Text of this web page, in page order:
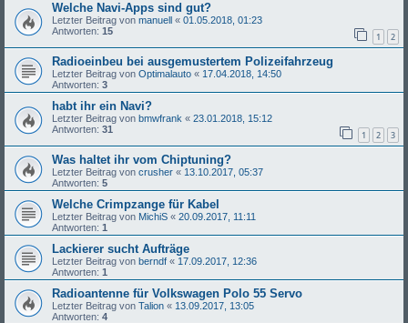
Welche Navi-Apps sind gut?
Letzter Beitrag von manuell « 01.05.2018, 01:23
Antworten: 15 1 2
Radioeinbeu bei ausgemustertem Polizeifahrzeug
Letzter Beitrag von Optimalauto « 17.04.2018, 14:50
Antworten: 3
habt ihr ein Navi?
Letzter Beitrag von bmwfrank « 23.01.2018, 15:12
Antworten: 31 1 2 3
Was haltet ihr vom Chiptuning?
Letzter Beitrag von crusher « 13.10.2017, 05:37
Antworten: 5
Welche Crimpzange für Kabel
Letzter Beitrag von MichiS « 20.09.2017, 11:11
Antworten: 1
Lackierer sucht Aufträge
Letzter Beitrag von berndf « 17.09.2017, 12:36
Antworten: 1
Radioantenne für Volkswagen Polo 55 Servo
Letzter Beitrag von Talion « 13.09.2017, 13:05
Antworten: 4